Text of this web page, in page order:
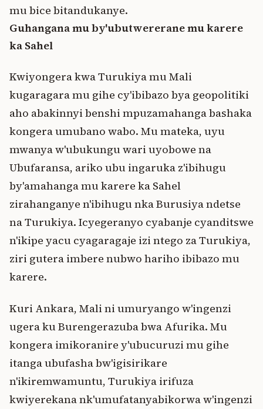
mu bice bitandukanye.
Guhangana mu by'ubutwererane mu karere
ka Sahel
Kwiyongera kwa Turukiya mu Mali
kugaragara mu gihe cy'ibibazo bya geopolitiki
aho abakinnyi benshi mpuzamahanga bashaka
kongera umubano wabo. Mu mateka, uyu
mwanya w'ubukungu wari uyobowe na
Ubufaransa, ariko ubu ingaruka z'ibihugu
by'amahanga mu karere ka Sahel
zirahanganye n'ibihugu nka Burusiya ndetse
na Turukiya. Icyegeranyo cyabanje cyanditswe
n'ikipe yacu cyagaragaje izi ntego za Turukiya,
ziri gutera imbere nubwo hariho ibibazo mu
karere.
Kuri Ankara, Mali ni umuryango w'ingenzi
ugera ku Burengerazuba bwa Afurika. Mu
kongera imikoranire y'ubucuruzi mu gihe
itanga ubufasha bw'igisirikare
n'ikiremwamuntu, Turukiya irifuza
kwiyerekana nk'umufatanyabikorwa w'ingenzi